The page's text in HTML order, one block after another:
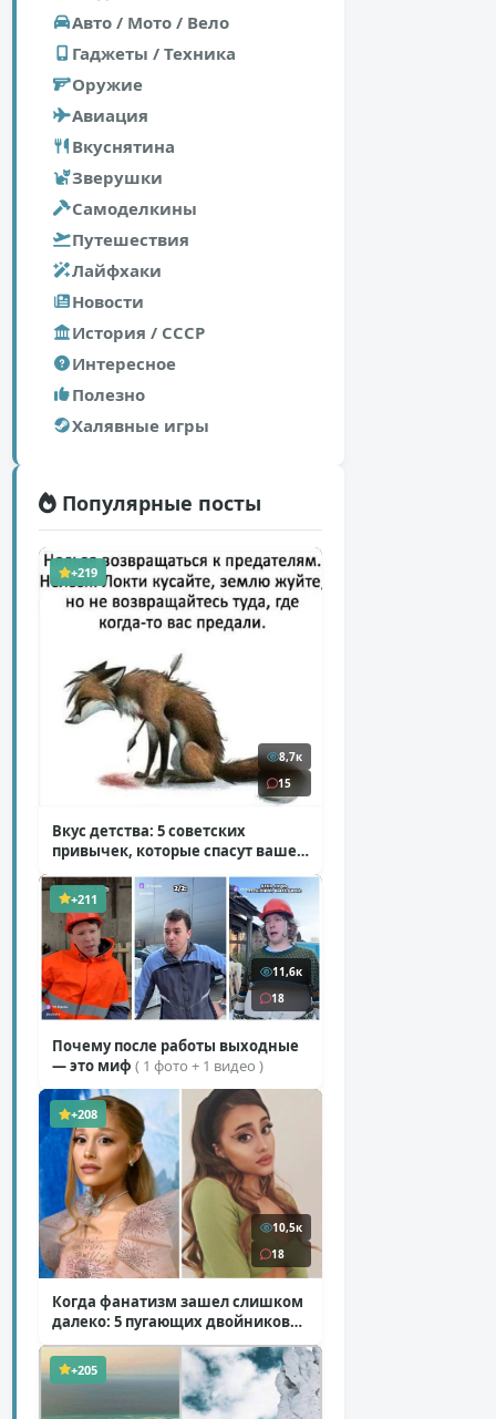
Авто / Мото / Вело
Гаджеты / Техника
Оружие
Авиация
Вкуснятина
Зверушки
Самоделкины
Путешествия
Лайфхаки
Новости
История / СССР
Интересное
Полезно
Халявные игры
Популярные посты
+219
8,7к
15
Вкус детства: 5 советских
привычек, которые спасут ваше
+211
11,6к
18
Почему после работы выходные
— это миф ( 1 фото + 1 видео )
+208
10,5к
18
Когда фанатизм зашел слишком
далеко: 5 пугающих двойников
звезд( 10 фото )
+205